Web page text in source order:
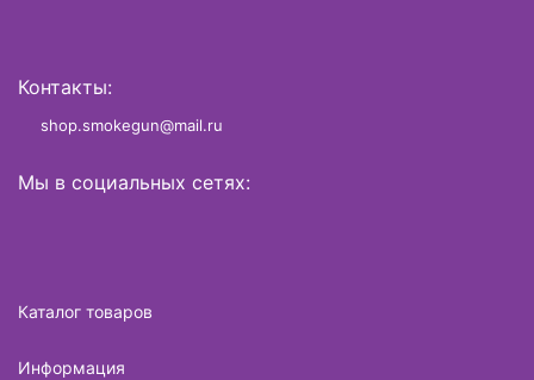
Контакты:
shop.smokegun@mail.ru
Мы в социальных сетях:
Каталог товаров
Информация